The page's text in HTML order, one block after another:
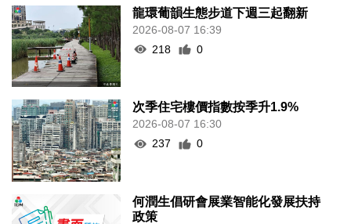
龍環葡韻生態步道下週三起翻新
2026-08-07 16:39
218
0
次季住宅樓價指數按季升1.9%
2026-08-07 16:30
237
0
何潤生倡研會展業智能化發展扶持
政策